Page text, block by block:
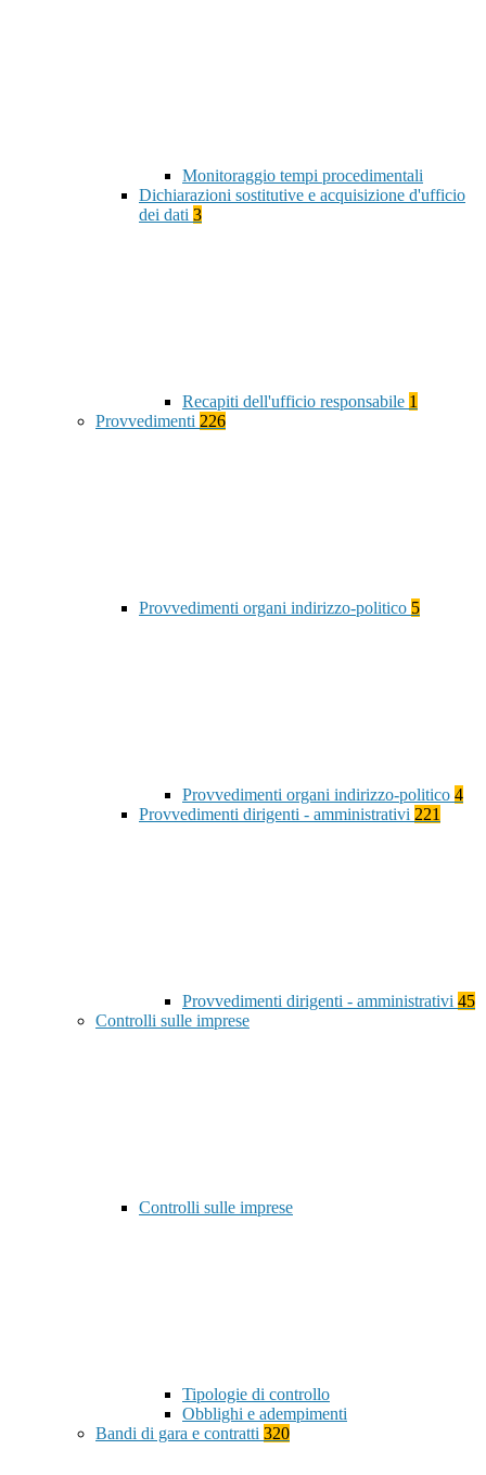
Monitoraggio tempi procedimentali
Dichiarazioni sostitutive e acquisizione d'ufficio
dei dati 3
Recapiti dell'ufficio responsabile 1
Provvedimenti 226
Provvedimenti organi indirizzo-politico 5
Provvedimenti organi indirizzo-politico 4
Provvedimenti dirigenti - amministrativi 221
Provvedimenti dirigenti - amministrativi 45
Controlli sulle imprese
Controlli sulle imprese
Tipologie di controllo
Obblighi e adempimenti
Bandi di gara e contratti 320